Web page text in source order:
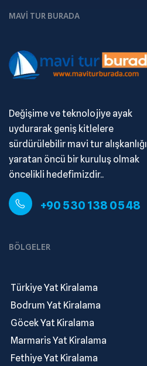
MAVI TUR BURADA
Değişime ve teknolojiye ayak
uydurarak geniş kitlelere
sürdürülebilir mavi tur alışkanlığı
yaratan öncü bir kuruluş olmak
öncelikli hedefimizdir..
+90 530 138 05 48
BÖLGELER
Türkiye Yat Kiralama
Bodrum Yat Kiralama
Göcek Yat Kiralama
Marmaris Yat Kiralama
Fethiye Yat Kiralama